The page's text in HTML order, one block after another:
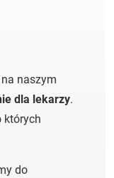
naszym
dla lekarzy.
których
do